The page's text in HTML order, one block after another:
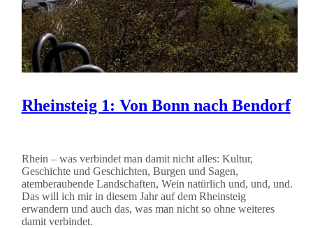
Rheinsteig 1: Von Bonn nach Bendorf
Rhein – was verbindet man damit nicht alles: Kultur,
Geschichte und Geschichten, Burgen und Sagen,
atemberaubende Landschaften, Wein natürlich und, und, und.
Das will ich mir in diesem Jahr auf dem Rheinsteig
erwandern und auch das, was man nicht so ohne weiteres
damit verbindet.